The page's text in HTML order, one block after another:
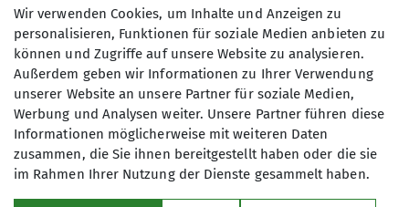
Wintersportabteilung
Die Wintersportabteilung des DAV
Fürth bietet ihren Mitgliedern und
Freunden in der kalten Jahreszeit
zahlreiche Veranstaltungen rund um
Wir verwenden Cookies, um Inhalte und Anzeigen zu
personalisieren, Funktionen für soziale Medien anbieten zu
können und Zugriffe auf unsere Website zu analysieren.
Außerdem geben wir Informationen zu Ihrer Verwendung
unserer Website an unsere Partner für soziale Medien,
Werbung und Analysen weiter. Unsere Partner führen diese
Informationen möglicherweise mit weiteren Daten
zusammen, die Sie ihnen bereitgestellt haben oder die sie
im Rahmen Ihrer Nutzung der Dienste gesammelt haben.